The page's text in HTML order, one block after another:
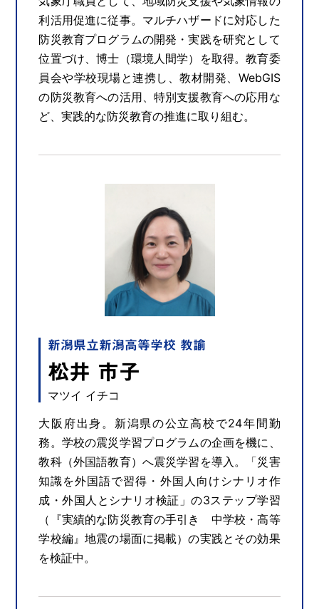
利活用促進に従事。マルチハザードに対応した
防災教育プログラムの開発・実践を研究として
位置づけ、博士（環境人間学）を取得。教育委
員会や学校現場と連携し、教材開発、WebGIS
の防災教育への活用、特別支援教育への応用な
ど、実践的な防災教育の推進に取り組む。
新潟県立新潟高等学校 教諭
松井 市子
マツイ イチコ
大阪府出身。新潟県の公立高校で24年間勤
務。学校の震災学習プログラムの企画を機に、
教科（外国語教育）へ震災学習を導入。「災害
知識を外国語で習得・外国人向けシナリオ作
成・外国人とシナリオ検証」の3ステップ学習
（『実績的な防災教育の手引き 中学校・高等
学校編』地震の場面に掲載）の実践とその効果
を検証中。